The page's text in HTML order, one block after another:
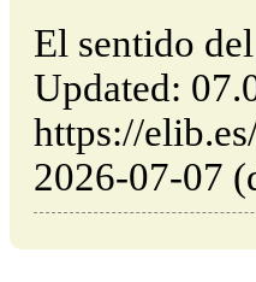
El sentido
Updated:
https://
2026-07-07